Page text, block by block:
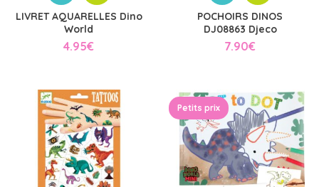
LIVRET AQUARELLES Dino
World
4.95€
POCHOIRS DINOS
DJ08863 Djeco
7.90€
Petits prix